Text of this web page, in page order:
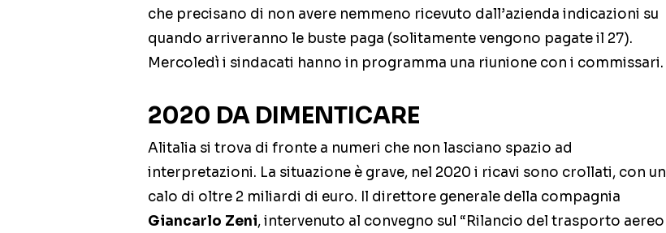
che precisano di non avere nemmeno ricevuto dall’azienda indicazioni su
quando arriveranno le buste paga (solitamente vengono pagate il 27).
Mercoledì i sindacati hanno in programma una riunione con i commissari.
2020 DA DIMENTICARE
Alitalia si trova di fronte a numeri che non lasciano spazio ad
interpretazioni. La situazione è grave, nel 2020 i ricavi sono crollati, con un
calo di oltre 2 miliardi di euro. Il direttore generale della compagnia
Giancarlo Zeni, intervenuto al convegno sul “Rilancio del trasporto aereo